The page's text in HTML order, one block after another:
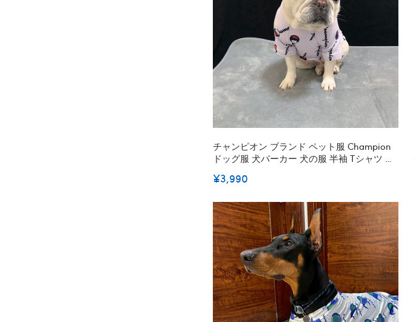
チャンピオン ブランド ペット服 Champion
ドッグ服 犬パーカー 犬の服 半袖 Tシャツ 暖
通気性高い 定番ロゴ おしゃれ カッコイイ
¥3,990